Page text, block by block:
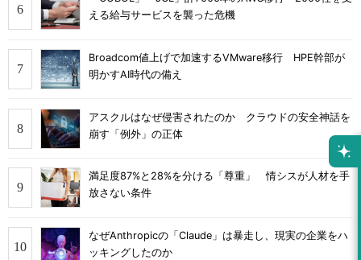
える給与サービスを襲った危機
Broadcom値上げで加速するVMware移行 HPE幹部が
明かすAI時代の備え
アスクルはなぜ侵害されたのか クラウドの安全神話を
崩す「例外」の正体
満足度87%と28%を分ける「尊重」 情シスが人材を手
放さない条件
なぜAnthropicの「Claude」は暴走し、現実の企業をハ
ッキングしたのか